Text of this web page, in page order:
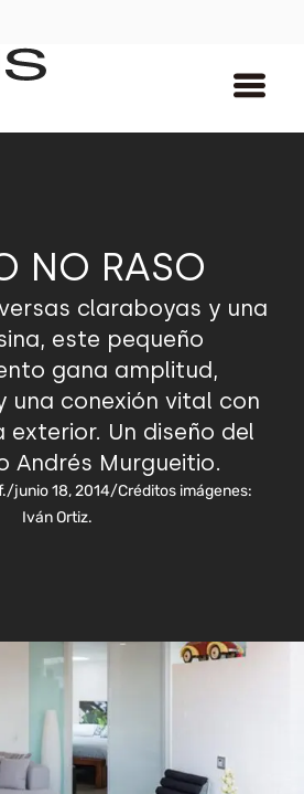
NO RASO
claraboyas y una
este pequeño
gana amplitud,
una conexión vital con
Un diseño del
Andrés Murgueitio.
/junio 18, 2014/Créditos imágenes:
Iván Ortiz.